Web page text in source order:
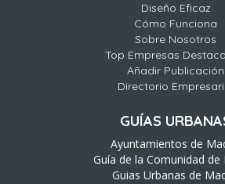
Diseño Eficaz
Cómo Funciona
Sobre Nosotros
Top Empresas
Añadir Publicación
Directorio
GUÍAS
Ayuntamientos de
Guía de la Comunidad de
Guias Urbanas de